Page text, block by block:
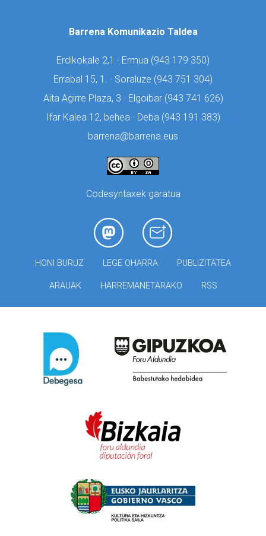
Barrena Komunikazio Taldea
Erdikokale 2,1 · Ermua (943 179 350)
Errabal 15, 1. · Soraluze (943 751 304)
Aita Agirre Plaza, 3 · Elgoibar (943 741 626)
Ifar Kalea 12, behea · Deba (943 191 383)
barrena@barrena.eus
Codesyntaxek garatua
HONI BURUZ LEGE OHARRA PUBLIZITATEA
ARAUAK HARREMANETARAKO RSS